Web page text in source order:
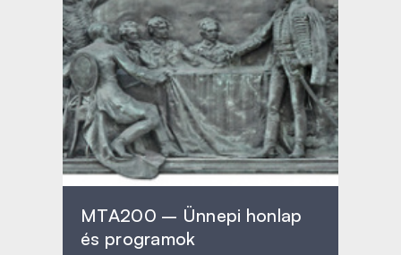
MTA200 – Ünnepi honlap
és programok